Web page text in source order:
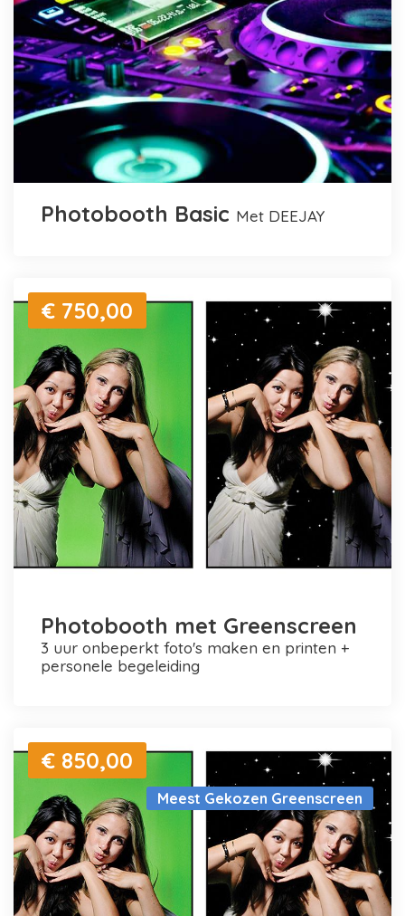
Photobooth Basic met DEEJAY
€ 750,00
Photobooth met Greenscreen
3 uur onbeperkt foto's maken en printen +
personele begeleiding
Meest Gekozen Greenscreen
€ 850,00